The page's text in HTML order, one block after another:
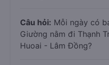
Câu hỏi: Mỗi ngày có
Giường nằm đi Thạnh
Huoai - Lâm Đồng?